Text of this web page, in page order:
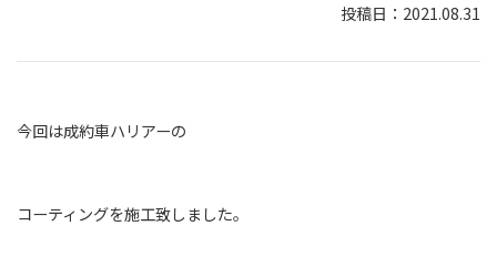
2021.08.31
今回は成約車ハリアーの
コーティングを施工致しました。